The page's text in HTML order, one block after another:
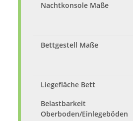
Nachtkonsole Maße
Bettgestell Maße
Liegefläche Bett
Belastbarkeit
Oberboden/Einlegeböden